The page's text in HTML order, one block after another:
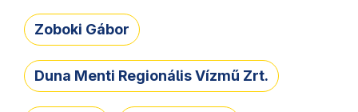
Zoboki Gábor
Duna Menti Regionális Vízmű Zrt.